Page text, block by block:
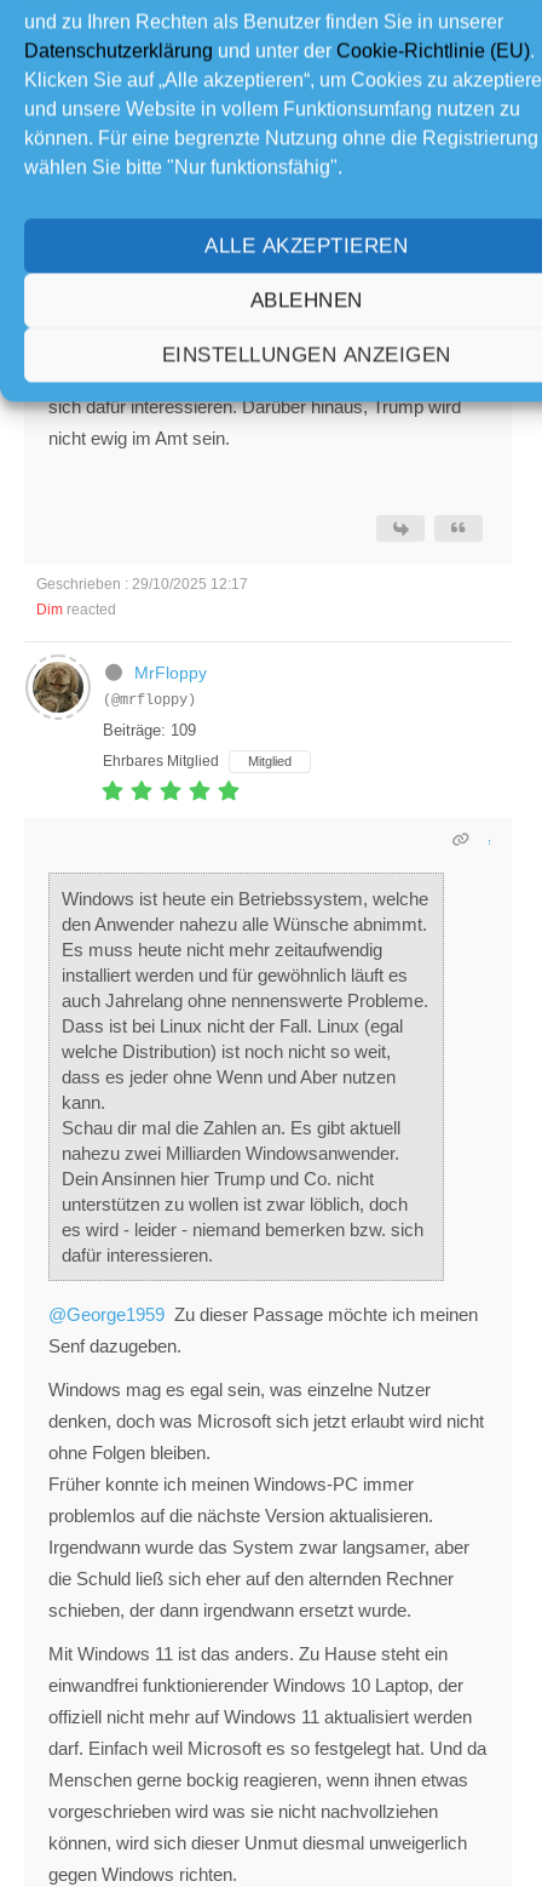
und zu Ihren Rechten als Benutzer finden Sie in unserer
Datenschutzerklärung und unter der Cookie-Richtlinie (EU).
Klicken Sie auf „Alle akzeptieren“, um Cookies zu
und unsere Website in vollem Funktionsumfang nutzen zu
können. Für eine begrenzte Nutzung ohne die Registrierung
wählen Sie bitte "Nur funktionsfähig".
ALLE AKZEPTIEREN
ABLEHNEN
EINSTELLUNGEN ANZEIGEN
laufen.
Windows ist heute ein Betriebssystem, welche den
Anwender nahezu alle Wünsche abnimmt. Es muss
heute nicht mehr zeitaufwendig installiert werden und
für gewöhnlich läuft es auch Jahrelang ohne
nennenswerte Probleme. Dass ist bei Linux nicht der
weit, dass es jeder ohne Wenn und Aber nutzen kann.
Schau dir mal die Zahlen an. Es gibt aktuell nahezu
zwei Milliarden Windowsanwender. Dein Ansinnen hier
Trump und Co. nicht unterstützen zu wollen ist zwar
sich dafür interessieren. Darüber hinaus, Trump wird
nicht ewig im Amt sein.
Geschrieben : 29/10/2025 12:17
Dim reacted
MrFloppy
(@mrfloppy)
Beiträge: 109
Ehrbares Mitglied Mitglied
Windows ist heute ein Betriebssystem, welche
den Anwender nahezu alle Wünsche abnimmt.
Es muss heute nicht mehr zeitaufwendig
installiert werden und für gewöhnlich läuft es
auch Jahrelang ohne nennenswerte Probleme.
Dass ist bei Linux nicht der Fall. Linux (egal
welche Distribution) ist noch nicht so weit,
dass es jeder ohne Wenn und Aber nutzen
kann.
Schau dir mal die Zahlen an. Es gibt aktuell
nahezu zwei Milliarden Windowsanwender.
Dein Ansinnen hier Trump und Co. nicht
unterstützen zu wollen ist zwar löblich, doch
es wird - leider - niemand bemerken bzw. sich
dafür interessieren.
@George1959 Zu dieser Passage möchte ich meinen
Senf dazugeben.
Windows mag es egal sein, was einzelne Nutzer
denken, doch was Microsoft sich jetzt erlaubt wird nicht
ohne Folgen bleiben.
Früher konnte ich meinen Windows-PC immer
problemlos auf die nächste Version aktualisieren.
Irgendwann wurde das System zwar langsamer, aber
die Schuld ließ sich eher auf den alternden Rechner
schieben, der dann irgendwann ersetzt wurde.
Mit Windows 11 ist das anders. Zu Hause steht ein
einwandfrei funktionierender Windows 10 Laptop, der
offiziell nicht mehr auf Windows 11 aktualisiert werden
darf. Einfach weil Microsoft es so festgelegt hat. Und da
Menschen gerne bockig reagieren, wenn ihnen etwas
vorgeschrieben wird was sie nicht nachvollziehen
können, wird sich dieser Unmut diesmal unweigerlich
gegen Windows richten.